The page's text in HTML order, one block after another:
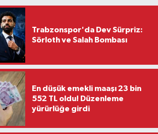
Trabzonspor'da Dev Sürpriz:
Sörloth ve Salah Bombası
En düşük emekli maaşı 23 bin
552 TL oldu! Düzenleme
yürürlüğe girdi